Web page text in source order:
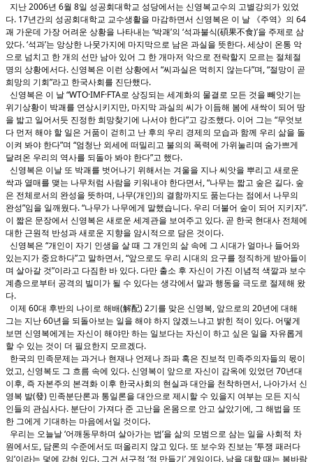
지난 2006년 6월 8일 성공회대학교 성당에서는 신영복교수의 고별강의가 있었
다. 17년간의 성공회대학교 교수생활을 마감하면서 신영복은 이 날 《주역》의 64
괘 가운데 가장 어려운 상황을 나타내는 ‘박괘’의 ‘석과불식(碩果不食)’을 주제로 삼
았다. ‘석과’는 앙상한 나뭇가지에 마지막으로 남은 과실을 뜻한다. 세상이 온통 악
으로 넘치고 한 개의 선만 남아 있어 그 한 개마저 악으로 전락할지 모르는 절체절
명의 상황에서다. 신영복은 이런 상황에서 “씨과실은 먹히지 않는다”며, “절망이 곧
희망의 기회”라고 한국사회를 진단했다.
신영복은 이 날 “WTO·IMF·FTA로 상징되는 세계화의 물결로 모든 것을 빼앗기는
위기상황이 박괘를 연상시키지만, 마지막 과실의 씨가 이듬해 봄에 새싹이 되어 땅
을 밟고 일어서듯 진정한 희망찾기에 나서야 한다”고 강조했다. 이어 그는 “무엇보
다 먼저 해야 할 일은 거품이 걷히고 난 후의 우리 경제의 모습과 함께 우리 삶을 돌
이켜 봐야 한다”며 “엄청난 외세에 떠밀리고 불의의 폭력에 가위눌리며 숨가쁘게
달려온 우리의 역사를 되돌아 봐야 한다”고 했다.
신영복은 이날 또 박괘를 벗어나기 위해서는 겨울을 지나 씨앗을 뿌리고 새로운
싹과 열매를 맺는 나무처럼 사람을 키워내야 한다면서, “나무는 짧고 숲은 길다. 숲
은 전체로서의 완성을 뜻하며, 나무(개인)의 결함까지도 품는다는 점에서 나무의
완성”임을 일깨웠다. “나무가 나무에게 말했습니다. 우리 더불어 숲이 되어 지키자”.
이 짧은 문장에서 신영복은 새로운 세계관을 보여주고 있다. 곧 한국 현대사 전체에
대한 근원적 반성과 새로운 지향을 암시적으로 담은 것이다.
신영복은 “개인이 자기 인생을 살 때 그 개인의 삶 속에 그 시대가 얼마나 들어와
있는지가 중요하다”고 말하면서, “앞으로도 우리 시대의 요구를 정직하게 받아들이
며 살아갈 것”이라고 다짐한 바 있다. 다만 출소 후 자신이 가진 이념적 색깔과 보수
계층으로부터 공격의 빌미가 될 수 있다는 생각에서 말과 행동을 극도로 절제해 왔
다.
이제 60대 후반의 나이로 해배(解配) 2기를 맞은 신영복, 앞으로의 20년에 대해
그는 지난 60년을 되돌아보는 일을 해야 하지 않겠느냐고 밝힌 적이 있다. 어떻게
보면 신영복에게는 자신이 해야만 하는 일보다는 자신이 하고 싶은 일을 자유롭게
할 수 있는 것이 더 필요한지 모르겠다.
한국의 민족문제는 과거나 현재나 언제나 좌파 혹은 진보적 민족주의자들의 몫이
었고, 신영복도 그 흐름 속에 있다. 신영복이 앞으로 자신이 감옥에 있었던 70년대
이후, 즉 자본주의 본격화 이후 한국사회의 현실과 대안을 천착하면서, 나아가서 신
영복 발(發) 민족분단론과 통일론을 대안으로 제시할 수 있을지 여부는 모든 지식
인들의 관심사다. 분단이 가져다 준 고난을 온몸으로 안고 살았기에, 그 해법을 또
한 그에게 기대하는 마음에서일 것이다.
우리는 오늘날 ‘어깨동무하며 살아가는 법’을 삶의 모범으로 삼는 일을 사회적 차
원에서도, 담론의 수준에서도 떠올리지 않고 있다. 또 보수와 진보는 ‘투쟁 패러다
임’이라는 덫에 갇혀 있다. 그건 서구적 ‘적 만들기’ 게임이다. 남을 대할 때는 봄바람